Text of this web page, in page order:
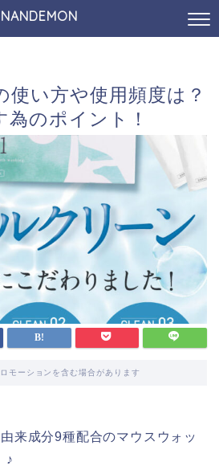
NANDEMON
使い方や使用頻度は？
為のポイント！
モーションを含む場合があります
来成分9種配合のマウスウォッ
♪